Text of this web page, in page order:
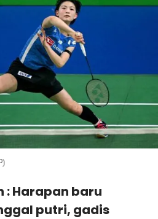
: Harapan baru
putri, gadis